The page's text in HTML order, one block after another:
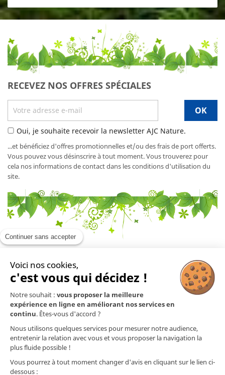
Continuer sans accepter
Voici nos cookies,
c'est vous qui décidez !
Notre souhait : vous proposer la meilleure
expérience en ligne en améliorant nos services en
continu. Êtes-vous d'accord ?
Nous utilisons quelques services pour mesurer notre audience,
entretenir la relation avec vous et vous proposer la navigation la
plus fluide possible !
Vous pourrez à tout moment changer d'avis en cliquant sur le lien ci-
dessous :
RECEVEZ NOS OFFRES SPÉCIALES
Oui, je souhaite recevoir la newsletter AJC Nature.
...et bénéficiez d'offres promotionnelles et/ou des frais de port offerts.
Vous pouvez vous désinscrire à tout moment. Vous trouverez pour
cela nos informations de contact dans les conditions d'utilisation du
site.
En savoir plus 
Mentions légales
Nos produits
Contact